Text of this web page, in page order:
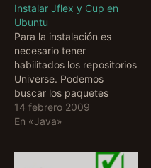
Instalar Jflex y Cup en
Ubuntu
Para la instalación es
necesario tener
habilitados los repositorios
Universe. Podemos
buscar los paquetes
necesarios en Synaptic
llamados jflex y cup o bien
14 febrero 2009
En «Java»